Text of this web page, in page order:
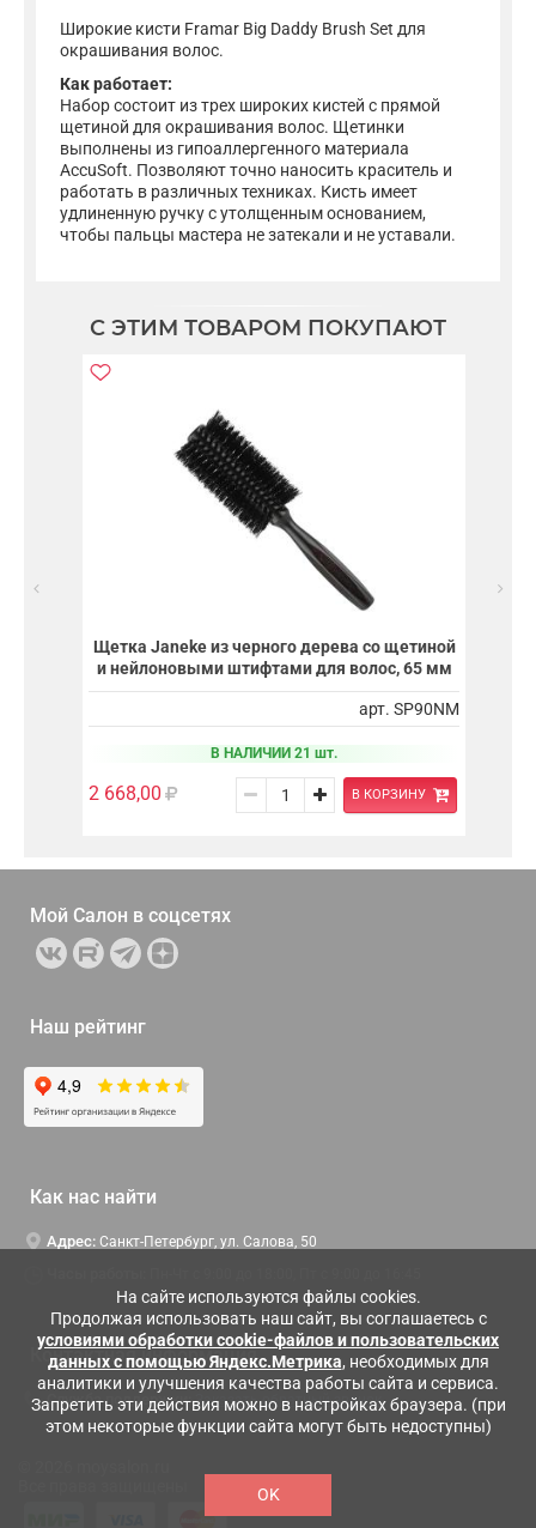
На сайте используются файлы cookies.
Продолжая использовать наш сайт, вы соглашаетесь с
условиями обработки cookie-файлов и пользовательских
данных с помощью Яндекс.Метрика, необходимых для
аналитики и улучшения качества работы сайта и сервиса.
Запретить эти действия можно в настройках браузера. (при
этом некоторые функции сайта могут быть недоступны)
OK
Широкие кисти Framar Big Daddy Brush Set для
окрашивания волос.
Как работает:
Набор состоит из трех широких кистей с прямой
щетиной для окрашивания волос. Щетинки
выполнены из гипоаллергенного материала
AccuSoft. Позволяют точно наносить краситель и
работать в различных техниках. Кисть имеет
удлиненную ручку с утолщенным основанием,
чтобы пальцы мастера не затекали и не уставали.
С ЭТИМ ТОВАРОМ ПОКУПАЮТ
Щетка Janeke из черного дерева со щетиной
и нейлоновыми штифтами для волос, 65 мм
арт. SP90NM
В НАЛИЧИИ 21 шт.
2 668,00 В КОРЗИНУ
Мой Салон в соцсетях
Наш рейтинг
Как нас найти
Адрес: Санкт-Петербург, ул. Салова, 50
Контактная информация
Служба поддержки: Заказать обратный звонок